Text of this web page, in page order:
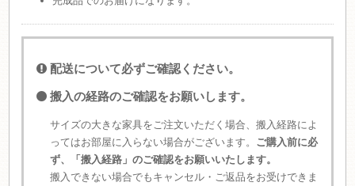
配送について必ずご確認ください。
搬入の経路のご確認をお願いします。
サイズの大きな家具をご注文いただく場合、搬入経路によ
ってはお部屋に入らない場合がございます。 ご購入前に必
ず、「搬入経路」のご確認をお願いいたします。
搬入できない場合でもキャンセル・ご返品をお受けできま